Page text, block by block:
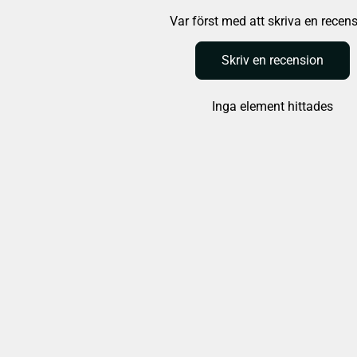
Var först med att skriva en
Skriv en recension
Inga element hittades